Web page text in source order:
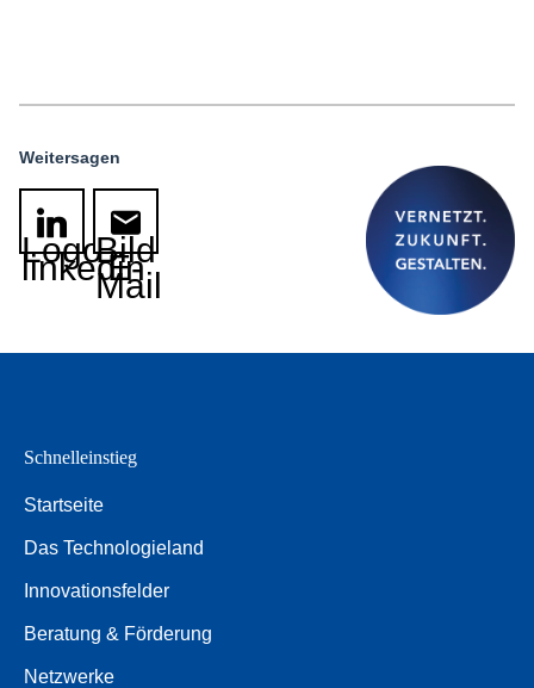
Weitersagen
Logo
linkedin
Bild
E-
Mail
Schnelleinstieg
Startseite
Das Technologieland
Innovationsfelder
Beratung & Förderung
Netzwerke